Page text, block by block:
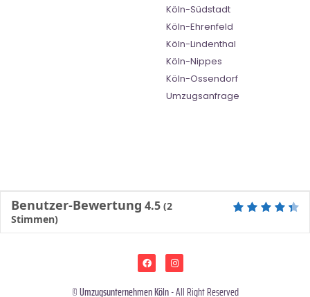
Köln-Südstadt
Köln-Ehrenfeld
Köln-Lindenthal
Köln-Nippes
Köln-Ossendorf
Umzugsanfrage
Benutzer-Bewertung 4.5 (2
Stimmen)
©Umzugsunternehmen Köln- All Right Reserved